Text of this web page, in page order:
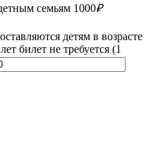
семьям 1000₽
детям в возрасте
билет не требуется (1